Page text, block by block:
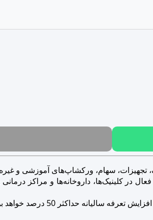
تجهیزات، سهام، ورکشاپ‌های آموزشی و
در کلینیک‌ها، داروخانه‌ها و مراکز
حداکثر 50 درصد خواهد بود.